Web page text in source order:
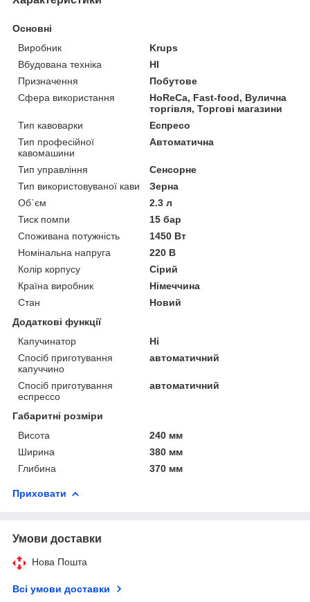
Основні
Виробник
Krups
Вбудована техніка
НІ
Призначення
Побутове
Сфера використання
HoReCa, Fast-food, Вулична
торгівля, Торгові магазини
Тип кавоварки
Еспресо
Тип професійної
кавомашини
Автоматична
Тип управління
Сенсорне
Тип використовуваної кави
Зерна
Об`єм
2.3 л
Тиск помпи
15 бар
Споживана потужність
1450 Вт
Номінальна напруга
220 В
Колір корпусу
Сірий
Країна виробник
Німеччина
Стан
Новий
Додаткові функції
Капучинатор
Ні
Спосіб приготування
капуччино
автоматичний
Спосіб приготування
еспрессо
автоматичний
Габаритні розміри
Висота
240 мм
Ширина
380 мм
Глибина
370 мм
Приховати
Умови доставки
Нова Пошта
Всі умови доставки